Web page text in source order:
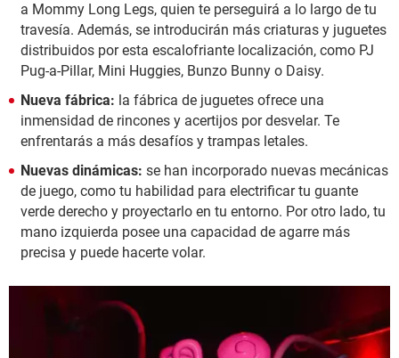
a Mommy Long Legs, quien te perseguirá a lo largo de tu
travesía. Además, se introducirán más criaturas y juguetes
distribuidos por esta escalofriante localización, como PJ
Pug-a-Pillar, Mini Huggies, Bunzo Bunny o Daisy.
Nueva fábrica: la fábrica de juguetes ofrece una
inmensidad de rincones y acertijos por desvelar. Te
enfrentarás a más desafíos y trampas letales.
Nuevas dinámicas: se han incorporado nuevas mecánicas
de juego, como tu habilidad para electrificar tu guante
verde derecho y proyectarlo en tu entorno. Por otro lado, tu
mano izquierda posee una capacidad de agarre más
precisa y puede hacerte volar.